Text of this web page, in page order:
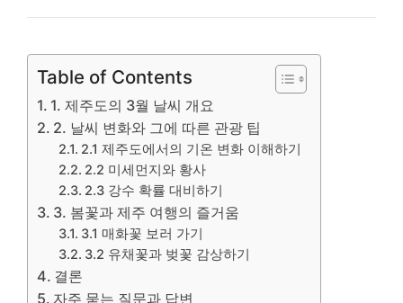
Table of Contents
1. 제주도의 3월 날씨 개요
2. 날씨 변화와 그에 따른 관광 팁
2.1 제주도에서의 기온 변화 이해하기
2.2 미세먼지와 황사
2.3 강수 확률 대비하기
3. 봄꽃과 제주 여행의 즐거움
3.1 매화꽃 보러 가기
3.2 유채꽃과 벚꽃 감상하기
결론
자주 묻는 질문과 답변